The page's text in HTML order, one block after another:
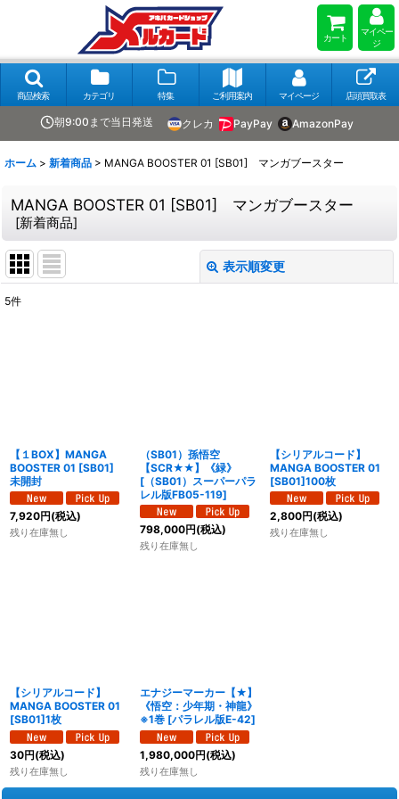
カート
マイペー
ジ
商品検索 カテゴリ 特集 ご利用案内 マイページ 店頭買取表
朝9:00まで当日発送 クレカ PayPay AmazonPay
ホーム > 新着商品 > MANGA BOOSTER 01 [SB01] マンガブースター
MANGA BOOSTER 01 [SB01] マンガブースター
[新着商品]
表示順変更
絞り込む
5件
【１BOX】MANGA
BOOSTER 01 [SB01]
未開封
7,920円(税込)
残り在庫無し
（SB01）孫悟空
【SCR★★】《緑》
[（SB01）スーパーパラ
レル版FB05-119]
798,000円(税込)
残り在庫無し
【シリアルコード】
MANGA BOOSTER 01
[SB01]100枚
2,800円(税込)
残り在庫無し
【シリアルコード】
MANGA BOOSTER 01
[SB01]1枚
30円(税込)
残り在庫無し
エナジーマーカー【★】
《悟空：少年期・神龍》
※1巻 [パラレル版E-42]
1,980,000円(税込)
残り在庫無し